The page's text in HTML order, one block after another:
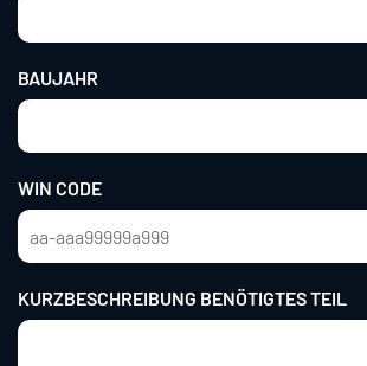
BAUJAHR
WIN CODE
KURZBESCHREIBUNG BENÖTIGTES TEIL